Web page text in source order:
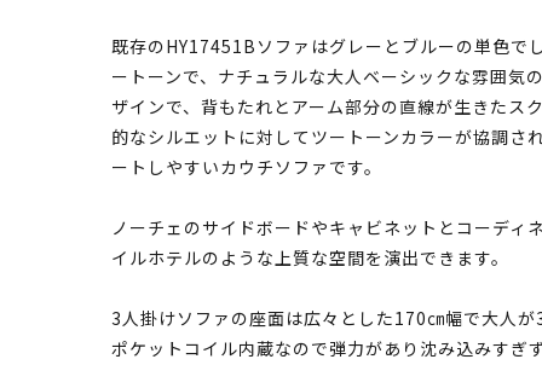
既存のHY17451Bソファはグレーとブルーの単色で
ートーンで、ナチュラルな大人ベーシックな雰囲気
ザインで、背もたれとアーム部分の直線が生きたス
的なシルエットに対してツートーンカラーが協調さ
ートしやすいカウチソファです。
ノーチェのサイドボードやキャビネットとコーディ
イルホテルのような上質な空間を演出できます。
3人掛けソファの座面は広々とした170㎝幅で大人
ポケットコイル内蔵なので弾力があり沈み込みすぎ